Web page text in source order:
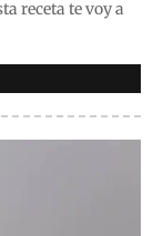
receta te voy a